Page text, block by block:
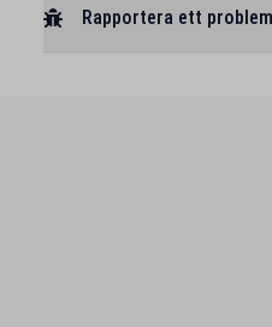
Rapportera ett problem